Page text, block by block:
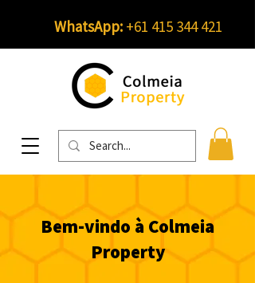
WhatsApp:+61 415 344 421
Bem-vindo à Colmeia
Property